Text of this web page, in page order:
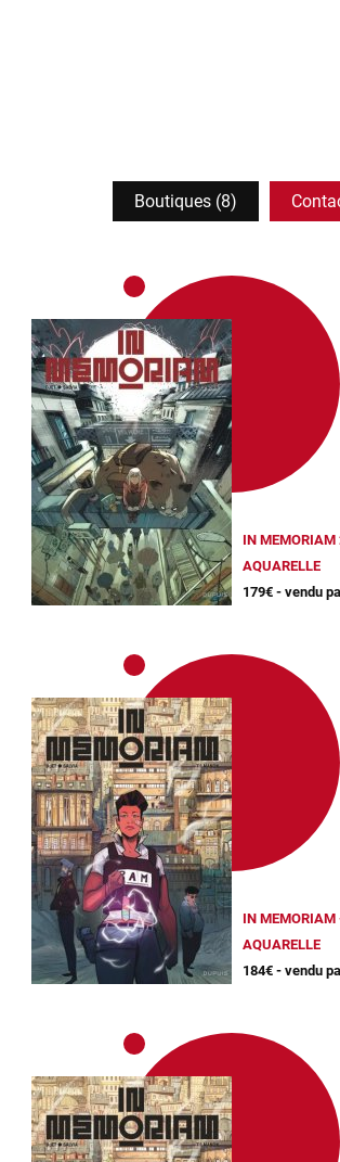
Boutiques (8)
IN MEMORIAM
AQUARELLE
179€ - vendu
IN MEMORIAM
AQUARELLE
184€ - vendu